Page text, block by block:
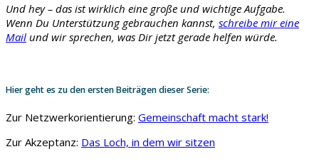
Und hey – das ist wirklich eine große und wichtige Aufgabe.
Wenn Du Unterstützung gebrauchen kannst, schreibe mir eine
Mail und wir sprechen, was Dir jetzt gerade helfen würde.
Hier geht es zu den ersten Beiträgen dieser Serie:
Zur Netzwerkorientierung: Gemeinschaft macht stark!
Zur Akzeptanz: Das Loch, in dem wir sitzen